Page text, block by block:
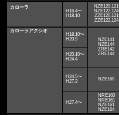
カローラ
H16.4〜
H18.10
NZE120,121
NZE122,124
ZZE120,121
ZZE122,124
カローラアクシオ
H18.10〜
H20.9
NZE141
NZE144
ZRE142
ZRE144
H20.10〜
H24.4
H24.5〜
H27.3
NZE160
H27.4〜
NRE160
NRE161
NZE161
NZE164